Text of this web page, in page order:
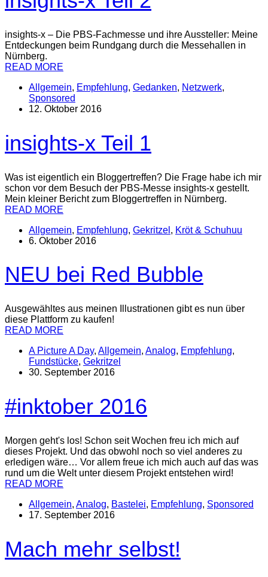
insights-x – Die PBS-Fachmesse und ihre Aussteller: Meine
Entdeckungen beim Rundgang durch die Messehallen in
Nürnberg.
READ MORE
Allgemein, Empfehlung, Gedanken, Netzwerk,
Sponsored
12. Oktober 2016
insights-x Teil 1
Was ist eigentlich ein Bloggertreffen? Die Frage habe ich mir
schon vor dem Besuch der PBS-Messe insights-x gestellt.
Mein kleiner Bericht zum Bloggertreffen in Nürnberg.
READ MORE
Allgemein, Empfehlung, Gekritzel , Kröt & Schuhuu
6. Oktober 2016
NEU bei Red Bubble
Ausgewähltes aus meinen Illustrationen gibt es nun über
diese Plattform zu kaufen!
READ MORE
A Picture A Day, Allgemein, Analog, Empfehlung,
Fundstücke, Gekritzel
30. September 2016
#inktober 2016
Morgen geht's los! Schon seit Wochen freu ich mich auf
dieses Projekt. Und das obwohl noch so viel anderes zu
erledigen wäre… Vor allem freue ich mich auch auf das was
rund um die Welt unter diesem Projekt entstehen wird!
READ MORE
Allgemein, Analog, Bastelei, Empfehlung, Sponsored
17. September 2016
Mach mehr selbst!